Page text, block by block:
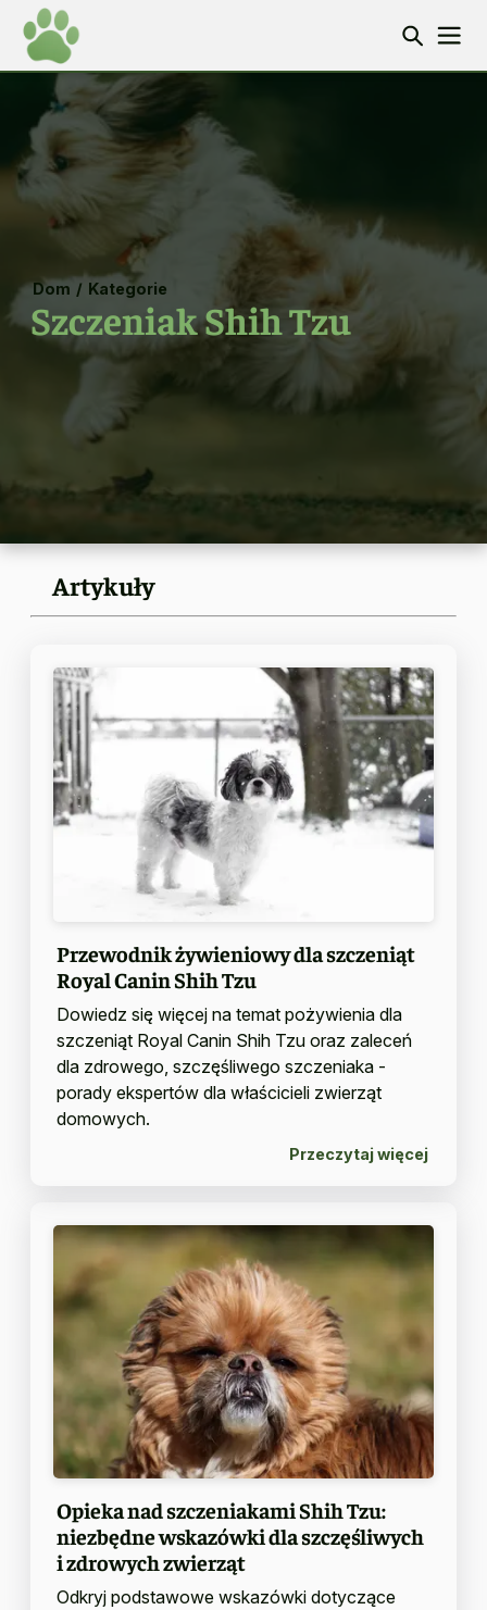
Dom / Kategorie
Szczeniak Shih Tzu
Artykuły
Przewodnik żywieniowy dla szczeniąt
Royal Canin Shih Tzu
Dowiedz się więcej na temat pożywienia dla
szczeniąt Royal Canin Shih Tzu oraz zaleceń
dla zdrowego, szczęśliwego szczeniaka -
porady ekspertów dla właścicieli zwierząt
domowych.
Przeczytaj więcej
Opieka nad szczeniakami Shih Tzu:
niezbędne wskazówki dla szczęśliwych
i zdrowych zwierząt
Odkryj podstawowe wskazówki dotyczące